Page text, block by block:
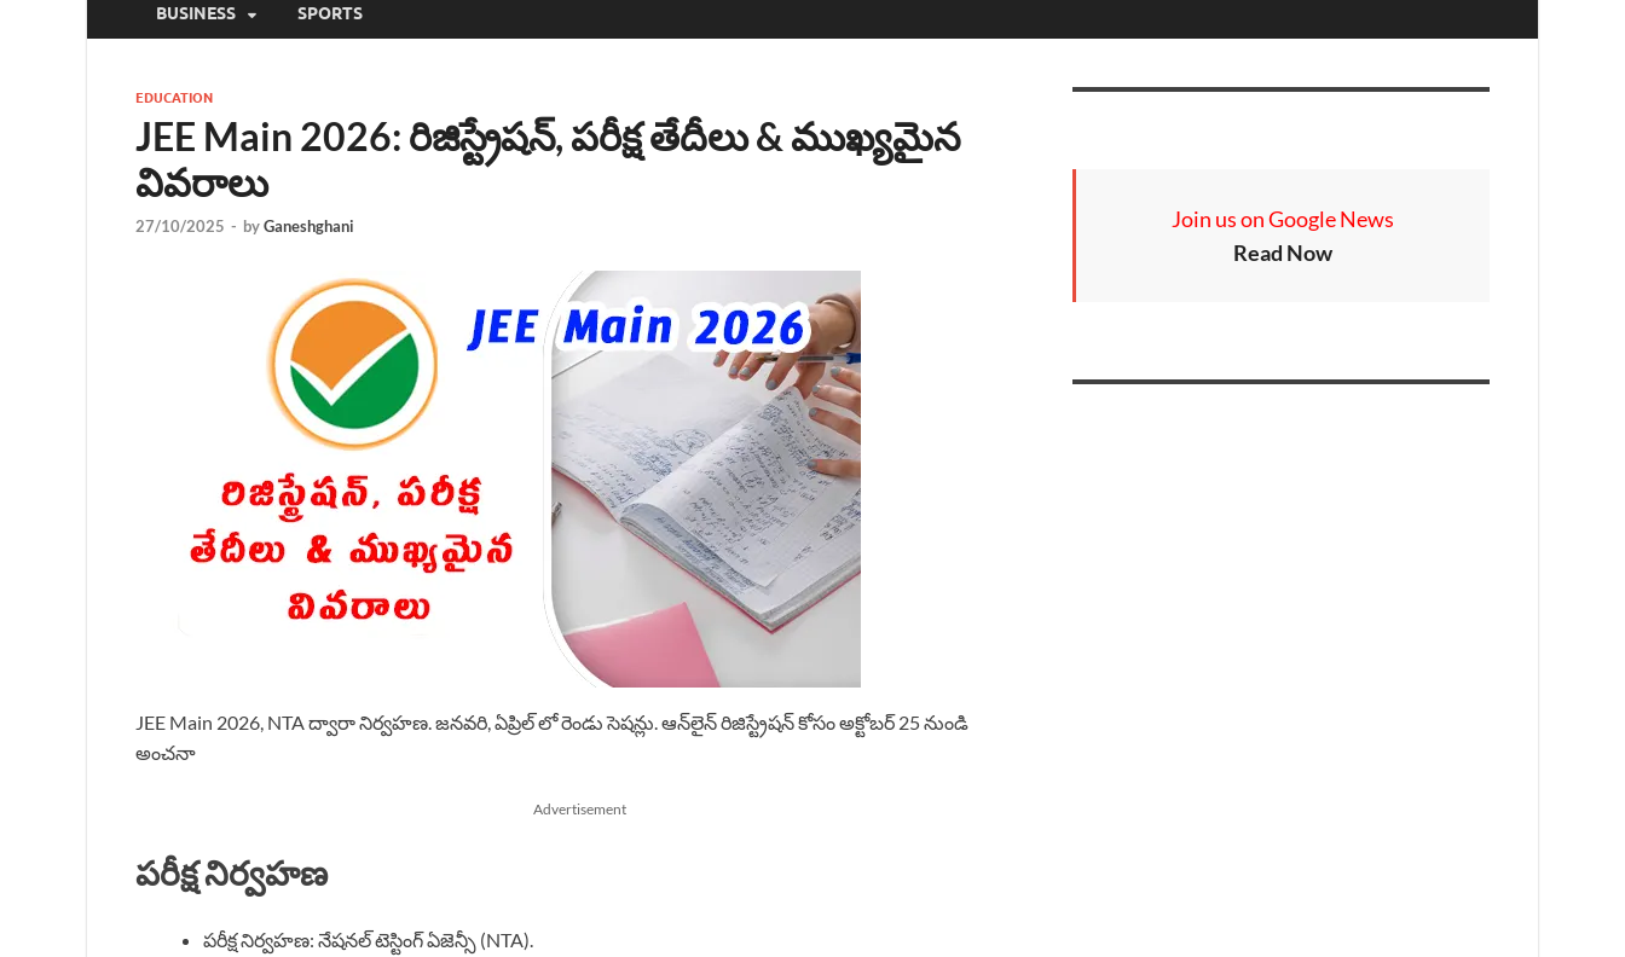
BUSINESS SPORTS
EDUCATION
JEE Main 2026: రిజిస్ట్రేషన్, పరీక్ష తేదీలు & ముఖ్యమైన
వివరాలు
27/10/2025 - byGaneshghani
JEE Main 2026, NTA ద్వారా నిర్వహణ. జనవరి, ఏప్రిల్ లో రెండు సెషన్లు. ఆన్‌లైన్ రిజిస్ట్రేషన్ కోసం అక్టోబర్ 25 నుండి
అంచనా
Advertisement
పరీక్ష నిర్వహణ
పరీక్ష నిర్వహణ: నేషనల్ టెస్టింగ్ ఏజెన్సీ (NTA).
Join us on Google News
Read Now